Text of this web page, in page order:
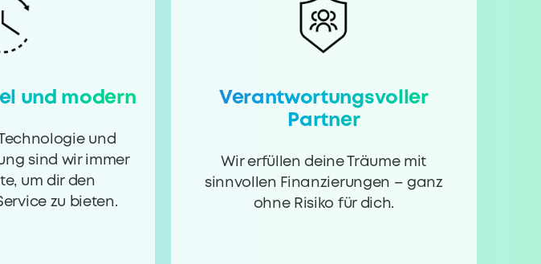
und modern
und
sind wir immer
um dir den
zu bieten.
Verantwortungsvoller
Partner
Wir erfüllen deine Träume mit
sinnvollen Finanzierungen – ganz
ohne Risiko für dich.